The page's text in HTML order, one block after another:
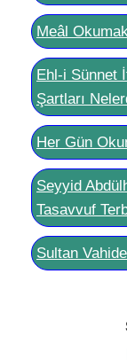
Meâl
Ehl-i Sünnet
Şartları
Her Gün
Seyyid
Tasavvuf
Sultan